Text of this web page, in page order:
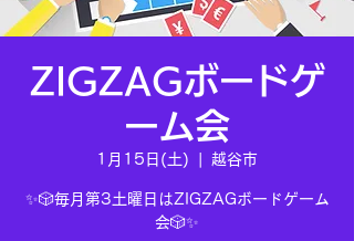
ZIGZAGボードゲ
ーム会
1月15日(土) 越谷市
✨🎲毎月第3土曜日はZIGZAGボードゲーム
会🎲✨